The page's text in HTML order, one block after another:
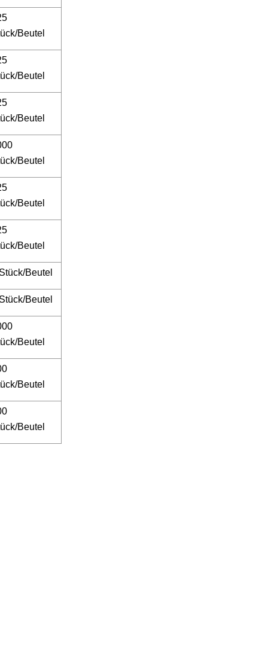
Beutel
Beutel
Beutel
Beutel
Beutel
Beutel
Beutel
Beutel
Beutel
Beutel
Beutel